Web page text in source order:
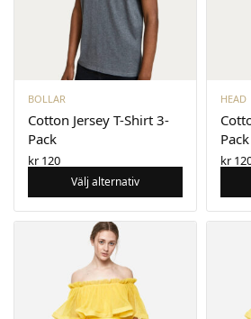
BOLLAR
Cotton Jersey T-Shirt 3-
Pack
kr120
Välj alternativ
HEAD
Pack
kr